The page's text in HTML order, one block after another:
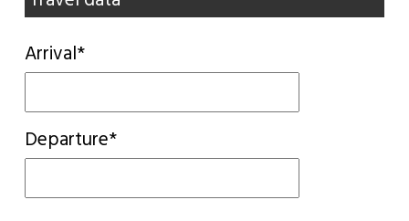
Arrival*
Departure*